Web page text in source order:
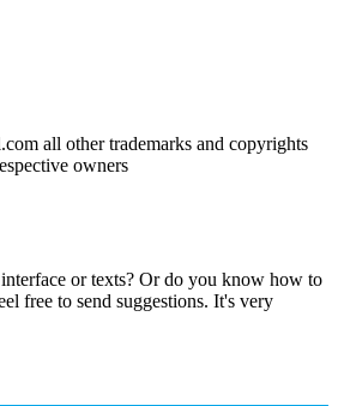
all other trademarks and copyrights
owners
or texts? Or do you know how to
free to send suggestions. It's very